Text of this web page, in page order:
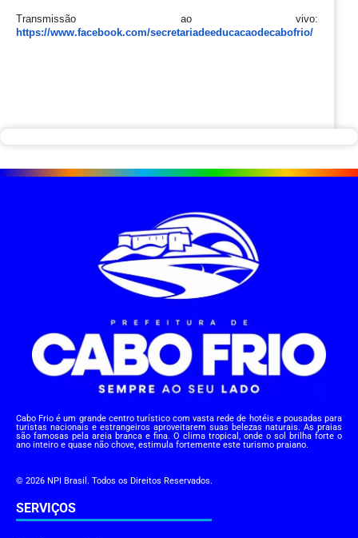
https://www.facebook.com/secretariadeeducacaodecabofrio/
Cabo Frio é um grande centro turístico com vasta rede de hotéis e pousadas para
turistas nacionais e estrangeiros aproveitarem suas belezas naturais. As praias
são famosas pela areia branca e fina. O clima tropical, onde o sol brilha forte o
ano inteiro e quase não chove, estimula fortemente este turismo praiano.
© 2026 NPI Brasil. Todos os Direitos Reservados.
SERVIÇOS